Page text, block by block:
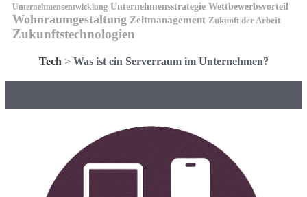
Unternehmensentwicklung Unternehmensstrategie Wettbewerbsvorteil
Wohnraumgestaltung Zeitmanagement Zukunft der Arbeit
Zukunftstechnologien
Tech > Was ist ein Serverraum im Unternehmen?